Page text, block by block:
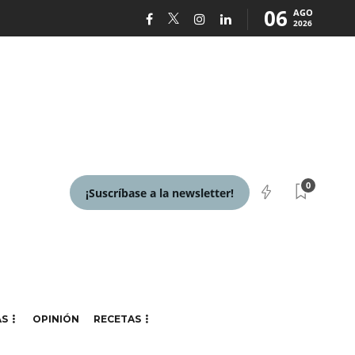
06 AGO
2026
¡Suscríbase a la newsletter!
0
OPINIÓN RECETAS